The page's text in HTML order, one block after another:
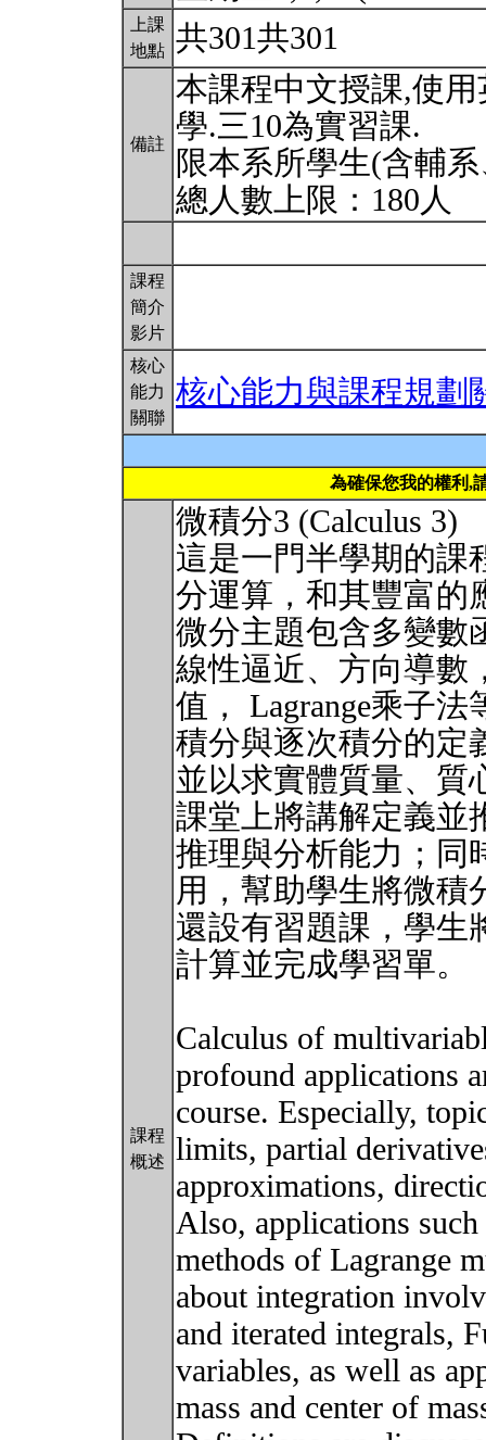
上課
地點 共301共301
備註
本課程中文授課,使
學.三10為實習課.
限本系所學生(含輔
總人數上限：180人
課程
簡介
影片
核心
能力
關聯
核心能力與課程規劃
為確保您我的權利,
課程
概述
微積分3 (Calculus 3)
這是一門半學期的課
分運算，和其豐富的
微分主題包含多變數
線性逼近、方向導數
值， Lagrange乘子
積分與逐次積分的定
並以求實體質量、質
課堂上將講解定義並
推理與分析能力；同
用，幫助學生將微積
還設有習題課，學生
計算並完成學習單。
Calculus of
profound applications
course. Especially,
limits, partial
approximations,
Also, applications
methods of Lagrange
about integration
and iterated integrals,
variables, as well as
mass and center of